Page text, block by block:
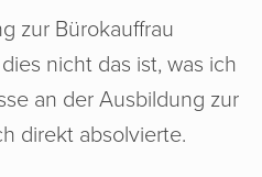
zur Bürokauffrau
nicht das ist, was ich
an der Ausbildung zur
direkt absolvierte.